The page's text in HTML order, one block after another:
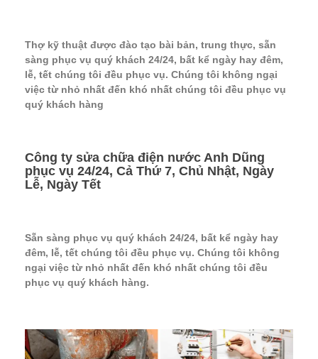
Thợ kỹ thuật được đào tạo bài bản, trung thực, sẵn
sàng phục vụ quý khách 24/24, bất kể ngày hay đêm,
lễ, tết chúng tôi đều phục vụ. Chúng tôi không ngại
việc từ nhỏ nhất đến khó nhất chúng tôi đều phục vụ
quý khách hàng
Công ty sửa chữa điện nước Anh Dũng
phục vụ 24/24, Cả Thứ 7, Chủ Nhật, Ngày
Lễ, Ngày Tết
Sẵn sàng phục vụ quý khách 24/24, bất kể ngày hay
đêm, lễ, tết chúng tôi đều phục vụ. Chúng tôi không
ngại việc từ nhỏ nhất đến khó nhất chúng tôi đều
phục vụ quý khách hàng.